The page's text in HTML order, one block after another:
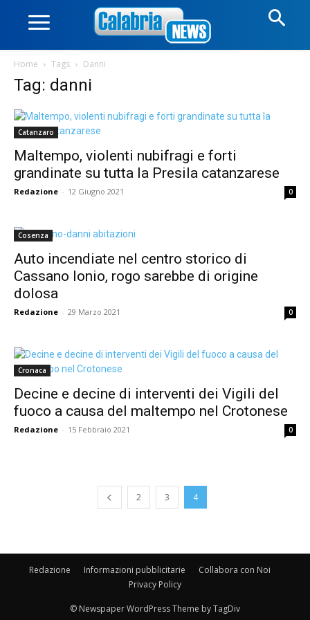
Home Tags Danni
Tag: danni
Catanzaro
Maltempo, violenti nubifragi e forti
grandinate su tutta la Presila catanzarese
Redazione - 12 Giugno 2021 0
Cosenza
Auto incendiate nel centro storico di
Cassano Ionio, rogo sarebbe di origine
dolosa
Redazione - 29 Marzo 2021 0
Cronaca
Decine e decine di interventi dei Vigili del
fuoco a causa del maltempo nel Crotonese
Redazione - 15 Febbraio 2021 0
2 3 4
Redazione Informazioni pubblicitarie
Collabora con Noi
Privacy Policy
© Newspaper WordPress Theme by TagDiv